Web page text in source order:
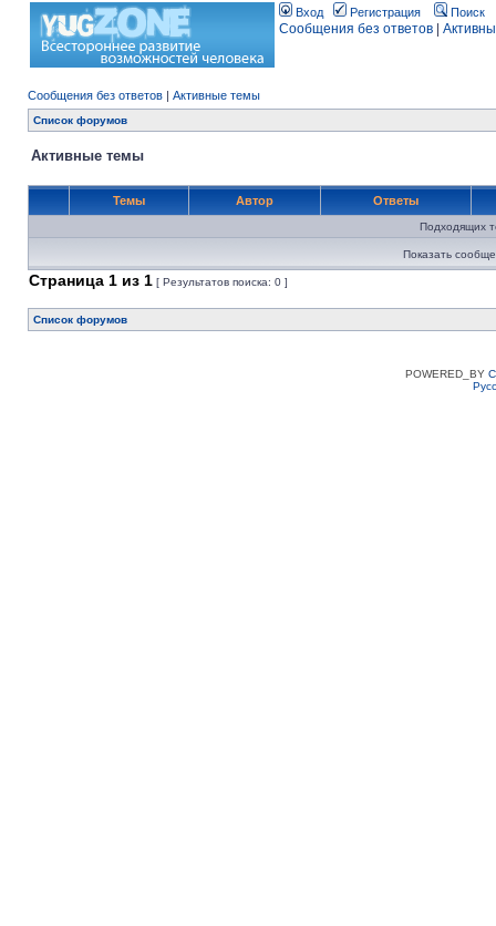
Вход Регистрация Поиск
Сообщения без ответов
Сообщения без ответов | Активные темы
Список форумов
Активные темы
Темы Автор Ответы
Подходящих
Показать
Страница 1 из 1 [ Результатов поиска: 0 ]
Список форумов
POWERED_BY